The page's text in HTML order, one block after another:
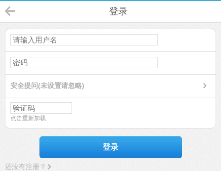
登录
安全提问(未设置请忽略)
点击重新加载
登录
还没有注册？